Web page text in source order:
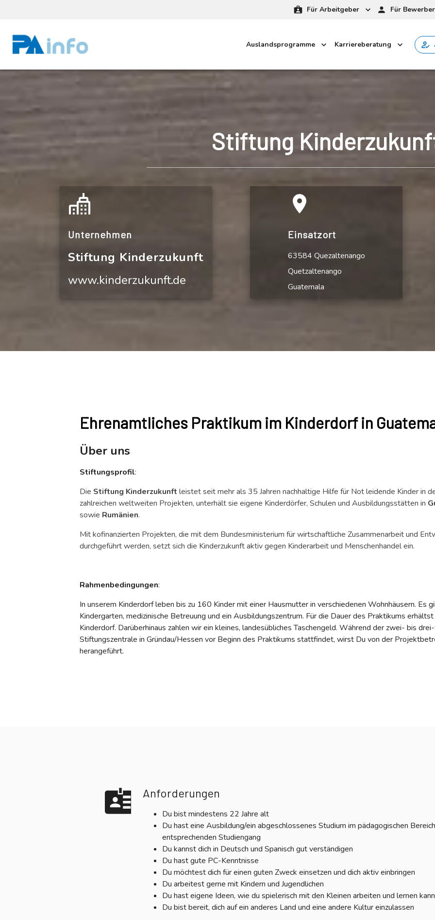
Für Arbeitgeber Für Bewerber
Auslandsprogramme Karriereberatung
Stiftung
Unternehmen
Stiftung Kinderzukunft
www.kinderzukunft.de
Einsatzort
63584 Quezaltenango
Quetzaltenango
Guatemala
Ehrenamtliches Praktikum im Kinderdorf in
Über uns
Stiftungsprofil:
Die Stiftung Kinderzukunft leistet seit mehr als 35 Jahren nachhaltige Hilfe für Not leidende Kinder in
zahlreichen weltweiten Projekten, unterhält sie eigene Kinderdörfer, Schulen und Ausbildungsstätten in
sowie Rumänien.
Mit kofinanzierten Projekten, die mit dem Bundesministerium für wirtschaftliche Zusammenarbeit und
durchgeführt werden, setzt sich die Kinderzukunft aktiv gegen Kinderarbeit und Menschenhandel ein.
Rahmenbedingungen:
In unserem Kinderdorf leben bis zu 160 Kinder mit einer Hausmutter in verschiedenen Wohnhäusern. Es
Kindergarten, medizinische Betreuung und ein Ausbildungszentrum. Für die Dauer des Praktikums
Kinderdorf. Darüberhinaus zahlen wir ein kleines, landesübliches Taschengeld. Während der zwei- bis
Stiftungszentrale in Gründau/Hessen vor Beginn des Praktikums stattfindet, wirst Du von der
herangeführt.
Anforderungen
Du bist mindestens 22 Jahre alt
Du hast eine Ausbildung/ein abgeschlossenes Studium im pädagogischen
entsprechenden Studiengang
Du kannst dich in Deutsch und Spanisch gut verständigen
Du hast gute PC-Kenntnisse
Du möchtest dich für einen guten Zweck einsetzen und dich aktiv einbringen
Du arbeitest gerne mit Kindern und Jugendlichen
Du hast eigene Ideen, wie du spielerisch mit den Kleinen arbeiten und lernen
Du bist bereit, dich auf ein anderes Land und eine andere Kultur einzulassen